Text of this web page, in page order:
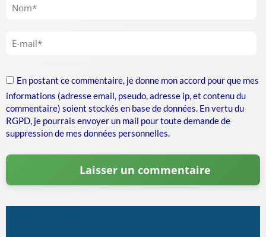
En postant ce commentaire, je donne mon accord pour que mes
informations (adresse email, pseudo, adresse ip, et contenu du
commentaire) soient stockés en base de données. En vertu du
RGPD, je pourrais envoyer un mail pour toute demande de
suppression de mes données personnelles.